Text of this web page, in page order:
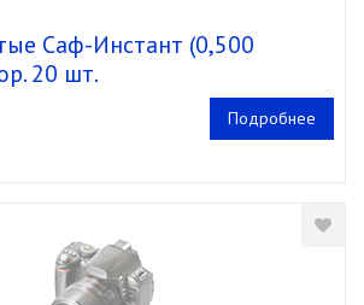
Саф-Инстант (0,500
20 шт.
Подробнее